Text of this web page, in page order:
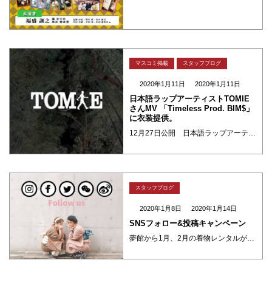
マスコミ掲載 スタッフブログ
2020年1月11日 2020年1月11日
日本語ラップアーティストTOMIE
さんMV 「Timeless Prod. BIM$」
に衣装提供。
12月27日公開 日本語ラップアーティストのTOMIEさんのミュージックビデオ「Timeless Prod. BIM$」に女性のモデルさんが着用しておりますお着物の衣装提供させて頂きました。 衣装提供させていただきました ・・・
スタッフブログ
2020年1月8日 2020年1月14日
SNSフォロー&投稿キャンペーン
夢館から1月、2月の着物レンタルがもっとお得になるキャンペーンをご用意しました！ 期間は2020年1月15日～2020年2月15日 1.夢館のSNSをフォローで着物レンタル10%オフ 夢館の人気SNS 【instagra ・・・